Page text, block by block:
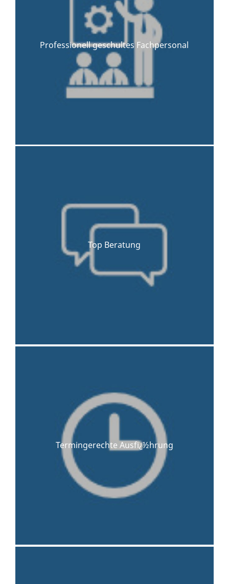
Professionell geschultes Fachpersonal
Top Beratung
Termingerechte Ausfï¿½hrung